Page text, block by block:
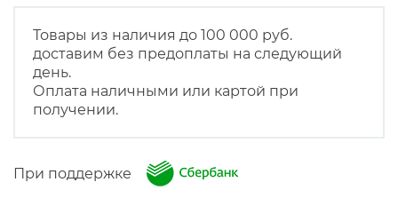
Товары из наличия до 100 000 руб.
доставим без предоплаты на следующий
день.
Оплата наличными или картой при
получении.
При поддержке